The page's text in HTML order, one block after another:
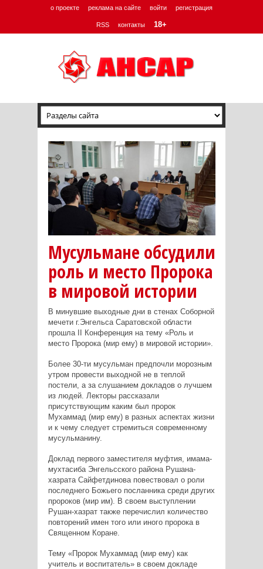
о проекте реклама на сайте войти регистрация
RSS контакты 18+
Мусульмане обсудили
роль и место Пророка
в мировой истории
В минувшие выходные дни в стенах Соборной
мечети г.Энгельса Саратовской области
прошла II Конференция на тему «Роль и
место Пророка (мир ему) в мировой истории».
Более 30-ти мусульман предпочли морозным
утром провести выходной не в теплой
постели, а за слушанием докладов о лучшем
из людей. Лекторы рассказали
присутствующим каким был пророк
Мухаммад (мир ему) в разных аспектах жизни
и к чему следует стремиться современному
мусульманину.
Доклад первого заместителя муфтия, имама-
мухтасиба Энгельсского района Рушана-
хазрата Сайфетдинова повествовал о роли
последнего Божьего посланника среди других
пророков (мир им). В своем выступлении
Рушан-хазрат также перечислил количество
повторений имен того или иного пророка в
Священном Коране.
Тему «Пророк Мухаммад (мир ему) как
учитель и воспитатель» в своем докладе